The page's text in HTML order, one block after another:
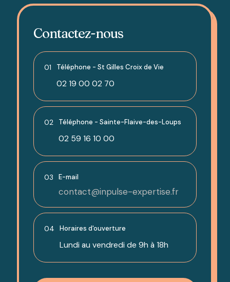
Contactez-nous
01 Téléphone - St Gilles Croix de Vie
02 19 00 02 70
02 Téléphone - Sainte-Flaive-des-Loups
02 59 16 10 00
03 E-mail
contact@inpulse-expertise.fr
04 Horaires d'ouverture
Lundi au vendredi de 9h à 18h